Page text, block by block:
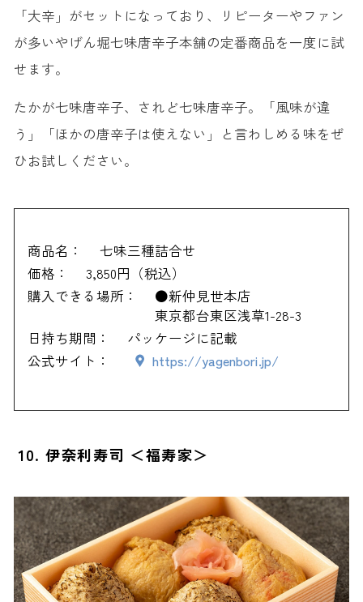
「大辛」がセットになっており、リピーターやファン
が多いやげん堀七味唐辛子本舗の定番商品を一度に試
せます。
たかが七味唐辛子、されど七味唐辛子。「風味が違
う」「ほかの唐辛子は使えない」と言わしめる味をぜ
ひお試しください。
商品名：
七味三種詰合せ
価格：
3,850円（税込）
購入できる場所：
●新仲見世本店
東京都台東区浅草1-28-3
日持ち期間：
パッケージに記載
公式サイト：
https://yagenbori.jp/
10. 伊奈利寿司 ＜福寿家＞